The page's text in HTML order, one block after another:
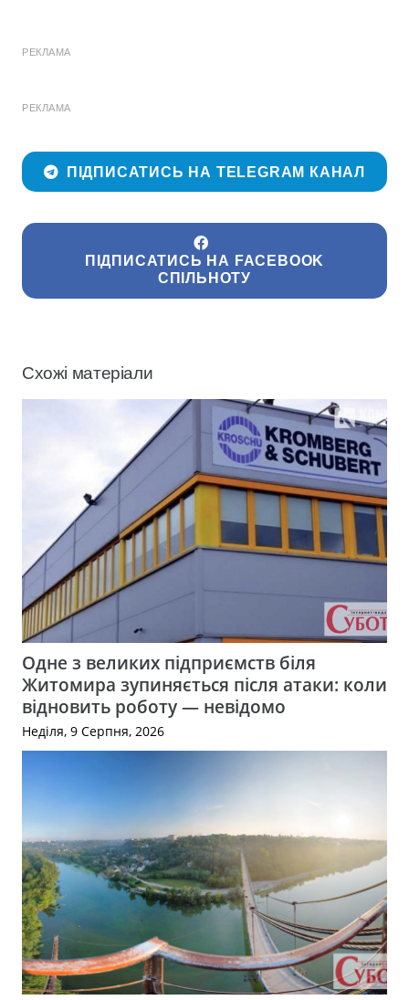
РЕКЛАМА
РЕКЛАМА
ПІДПИСАТИСЬ НА TELEGRAM КАНАЛ
ПІДПИСАТИСЬ НА FACEBOOK
СПІЛЬНОТУ
Схожі матеріали
Одне з великих підприємств біля
Житомира зупиняється після атаки: коли
відновить роботу — невідомо
Неділя, 9 Серпня, 2026